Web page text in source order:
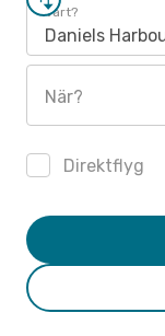
Vart?
Daniels
När?
Direktflyg